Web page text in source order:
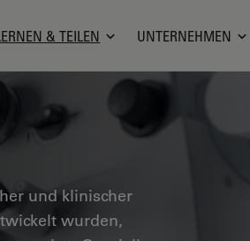
& TEILEN UNTERNEHMEN
und klinischer
wurden,